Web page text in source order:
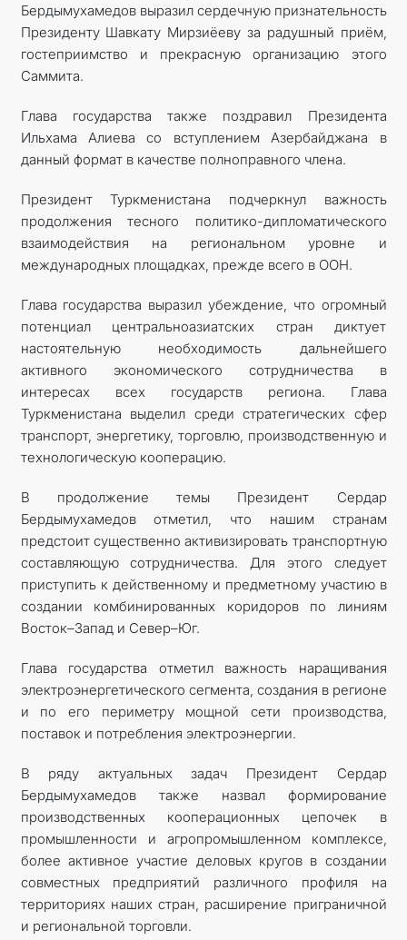
Бердымухамедов выразил сердечную признательность
Президенту Шавкату Мирзиёеву за радушный приём,
гостеприимство и прекрасную организацию этого
Саммита.
Глава государства также поздравил Президента
Ильхама Алиева со вступлением Азербайджана в
данный формат в качестве полноправного члена.
Президент Туркменистана подчеркнул важность
продолжения тесного политико-дипломатического
взаимодействия на региональном уровне и
международных площадках, прежде всего в ООН.
Глава государства выразил убеждение, что огромный
потенциал центральноазиатских стран диктует
настоятельную необходимость дальнейшего
активного экономического сотрудничества в
интересах всех государств региона. Глава
Туркменистана выделил среди стратегических сфер
транспорт, энергетику, торговлю, производственную и
технологическую кооперацию.
В продолжение темы Президент Сердар
Бердымухамедов отметил, что нашим странам
предстоит существенно активизировать транспортную
составляющую сотрудничества. Для этого следует
приступить к действенному и предметному участию в
создании комбинированных коридоров по линиям
Восток–Запад и Север–Юг.
Глава государства отметил важность наращивания
электроэнергетического сегмента, создания в регионе
и по его периметру мощной сети производства,
поставок и потребления электроэнергии.
В ряду актуальных задач Президент Сердар
Бердымухамедов также назвал формирование
производственных кооперационных цепочек в
промышленности и агропромышленном комплексе,
более активное участие деловых кругов в создании
совместных предприятий различного профиля на
территориях наших стран, расширение приграничной
и региональной торговли.